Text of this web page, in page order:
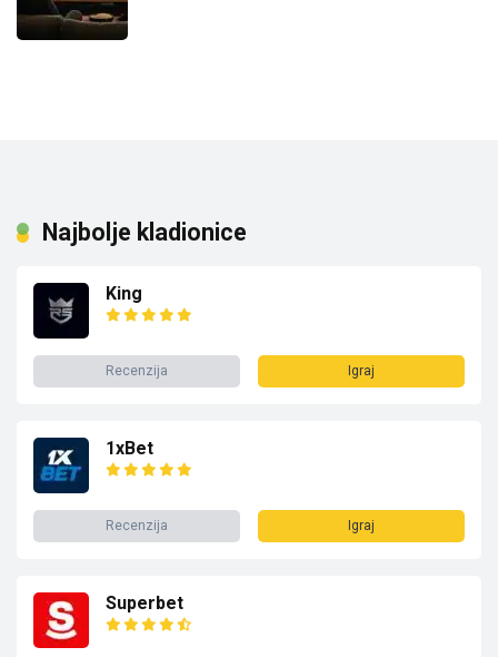
Najbolje kladionice
King
Recenzija Igraj
1xBet
Recenzija Igraj
Superbet